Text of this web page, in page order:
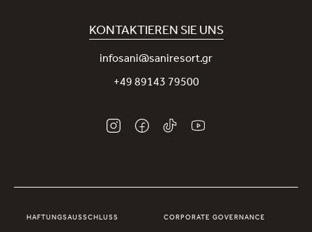
Neuigkeiten
Auszeichnungen
Hochzeiten
Sani Rewards
KONTAKTIEREN SIE UNS
infosani@saniresort.gr
+49 89143 79500
HAFTUNGSAUSSCHLUSS CORPORATE GOVERNANCE